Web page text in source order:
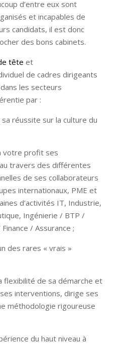
d’entre eux sont
et incapables de
candidats, il est donc
des bons cabinets.
tête et
de cadres dirigeants
les secteurs
par :
réussite sur la culture du
profit ses
travers des différentes
de ses collaborateurs
internationaux, PME et
d’activités IT, Industrie,
Ingénierie / BTP /
/ Assurance ;
des rares « vrais »
de sa démarche et
interventions, dirige ses
méthodologie rigoureuse
du haut niveau à